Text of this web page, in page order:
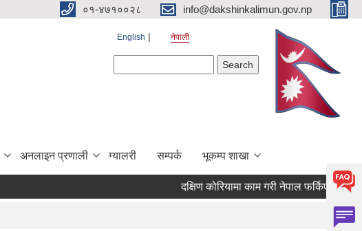
०१-४७१००२८ info@dakshinkalimun.gov.np
English नेपाली
अनलाइन प्रणाली ग्यालरी सम्पर्क भूकम्प शाखा
दक्षिण कोरियामा काम गरी नेपाल फर्किएका